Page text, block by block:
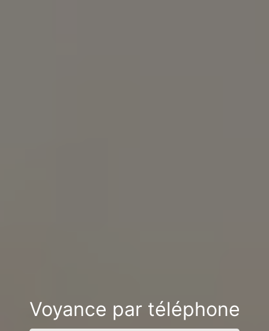
Voyance par téléphone